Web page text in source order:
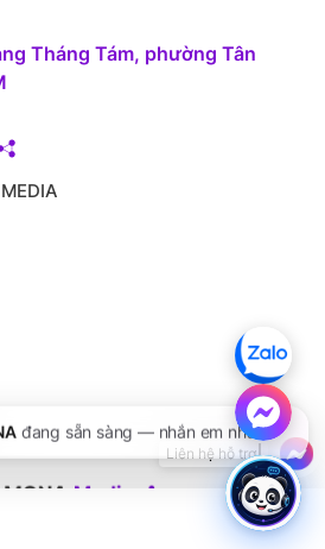
Tháng Tám, phường Tân